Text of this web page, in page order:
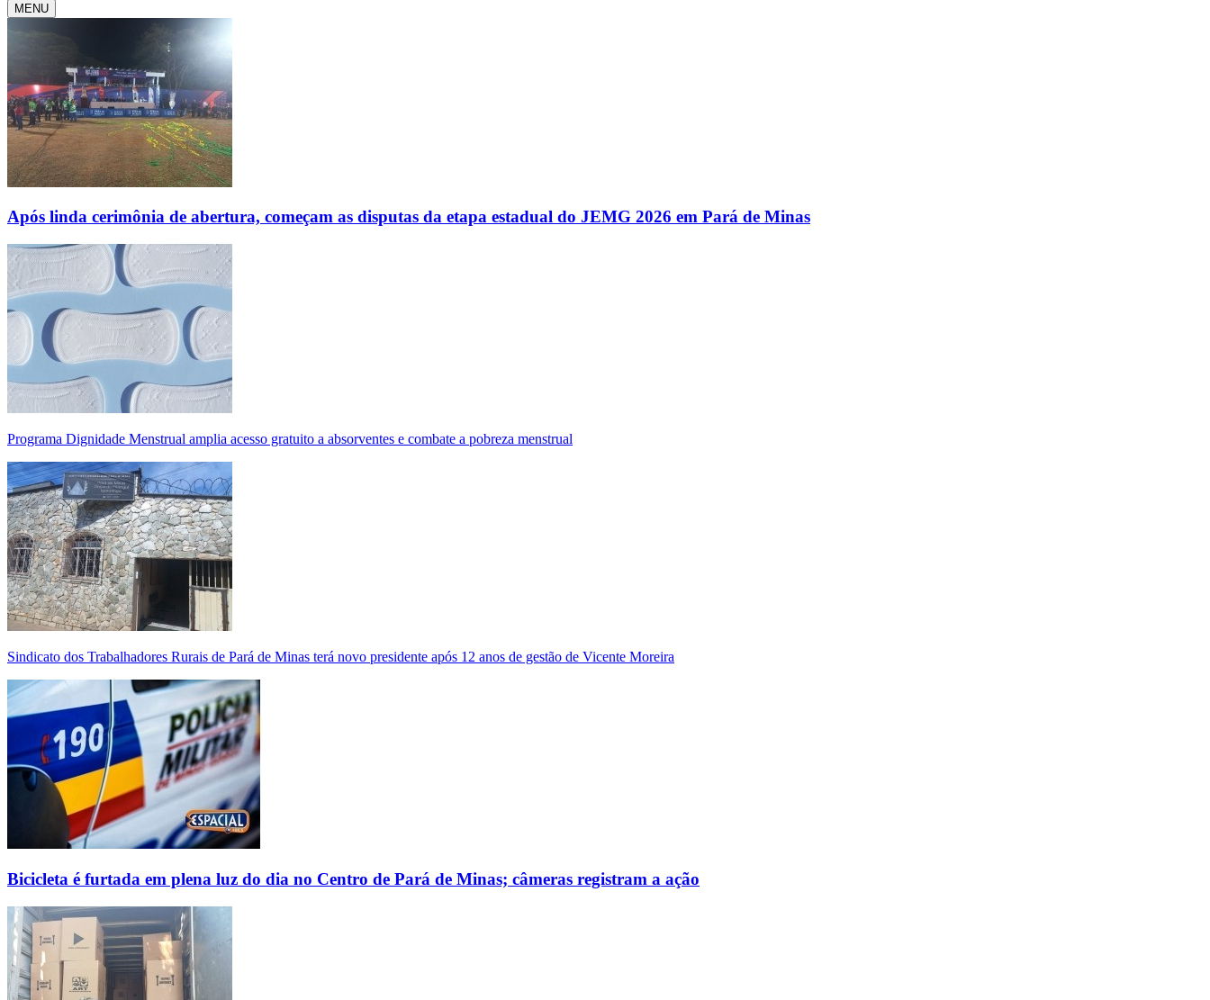
MENU
Após linda cerimônia de abertura, começam as disputas da etapa estadual do JEMG 2026 em Pará de Minas
Programa Dignidade Menstrual amplia acesso gratuito a absorventes e combate a pobreza menstrual
Sindicato dos Trabalhadores Rurais de Pará de Minas terá novo presidente após 12 anos de gestão de Vicente Moreira
Bicicleta é furtada em plena luz do dia no Centro de Pará de Minas; câmeras registram a ação